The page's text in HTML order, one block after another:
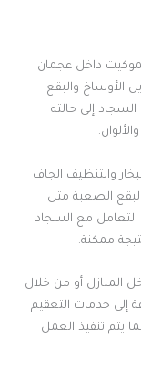
داخل عجمان
الأوساخ والبقع
إلى حالته
والتنظيف الجاف
الصعبة مثل
التعامل مع السجاد
ممكنة.
المنازل أو من خلال
إلى خدمات التعقيم
يتم تنفيذ العمل